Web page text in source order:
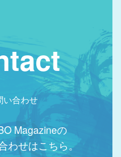
い合わせ
Magazineの
わせはこちら。